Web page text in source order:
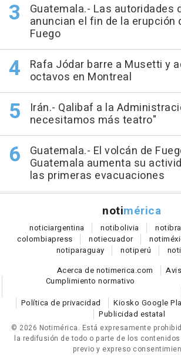
Guatemala.- Las autoridades
anuncian el fin de la erupción
Fuego
Rafa Jódar barre a Musetti y
octavos en Montreal
Irán.- Qalibaf a la
necesitamos más teatro"
Guatemala.- El volcán de
Guatemala aumenta su
las primeras evacuaciones
notimérica
noticiargentina notibolivia noti
colombiapress notiecuador noti
notiparaguay notiperú noti
Acerca de notimerica.com
Cumplimiento normativo
Política de privacidad
Kiosko Google
Publicidad estatal
© 2026 Notimérica. Está expresamente
la redifusión de todo o parte de los
previo y expreso